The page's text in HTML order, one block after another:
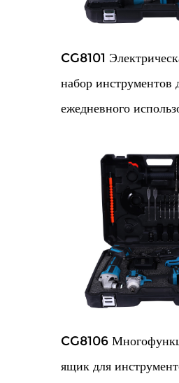
CG8101
набор инструментов
ежедневного
CG8106
ящик для